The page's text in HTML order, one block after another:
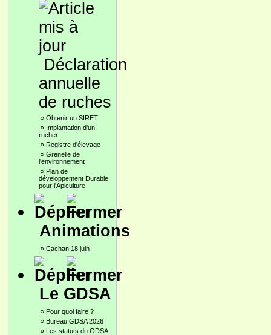
Déclaration
annuelle
de ruches
» Obtenir un SIRET
» Implantation d'un
rucher
» Registre d'élevage
» Grenelle de
l'environnement
» Plan de
développement Durable
pour l'Apiculture
Animations
» Cachan 18 juin
Le GDSA
» Pour quoi faire ?
» Bureau GDSA 2026
» Les statuts du GDSA